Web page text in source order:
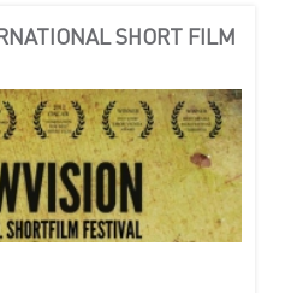
SHORT FILM